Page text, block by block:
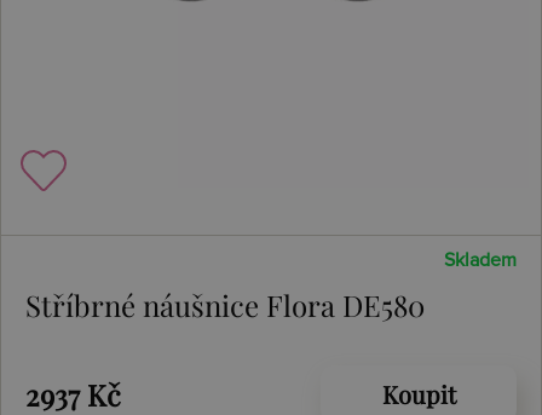
Skladem
Stříbrné náušnice Flora DE580
2937 Kč Koupit